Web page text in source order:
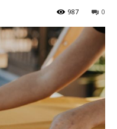
0
987